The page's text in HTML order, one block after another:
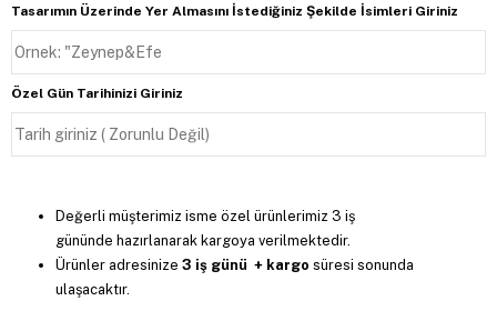
Tasarımın Üzerinde Yer Almasını İstediğiniz Şekilde İsimleri Giriniz
Özel Gün Tarihinizi Giriniz
Değerli müşterimiz isme özel ürünlerimiz 3 iş
gününde hazırlanarak kargoya verilmektedir.
Ürünler adresinize 3 iş günü + kargo süresi sonunda
ulaşacaktır.